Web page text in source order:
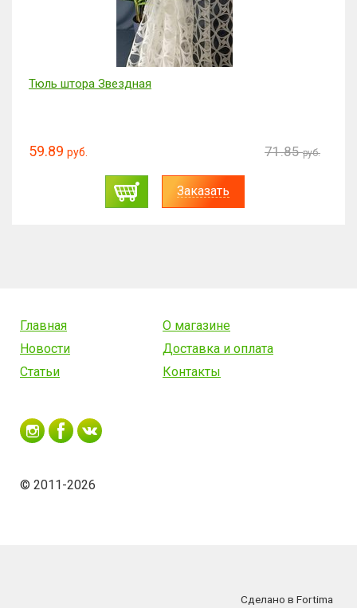
Тюль штора Звездная
59.89 руб. 71.85 руб.
Заказать
Главная
О магазине
Новости
Доставка и оплата
Статьи
Контакты
© 2011-2026
Сделано в Fortima